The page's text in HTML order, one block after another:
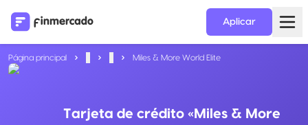
Aplicar
Página principal Miles & More World Elite
Tarjeta de crédito «Miles & More